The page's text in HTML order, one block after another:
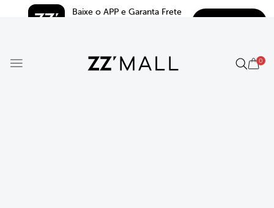
Baixe o APP e Garanta Frete
0